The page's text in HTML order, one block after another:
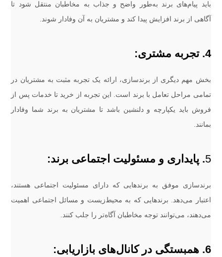
باید پیام‌های برند به‌طور واضح و جذاب به مخاطبان منتقل شود تا
آگاهی از برند افزایش پیدا کند و مشتریان به آن وفادار شوند.
4. تجربه مشتری:
بخش مهم دیگری از برندسازی، ارائه یک تجربه مثبت به مشتریان در
تمامی مراحل تعامل با برند است. این تجربه از خرید تا خدمات پس از
فروش باید یکپارچه و دلنشین باشد تا مشتریان به برند شما وفادار
بمانند.
5. پایداری و مسئولیت اجتماعی برند:
برندسازی موفق به برندهایی که دارای مسئولیت اجتماعی هستند،
اعتبار می‌دهد. برندهایی که به محیط‌زیست و مسائل اجتماعی اهمیت
می‌دهند، می‌توانند توجه مخاطبان آگاه‌تر را جلب کنند.
6. همبستگی در کانال‌های بازاریابی: